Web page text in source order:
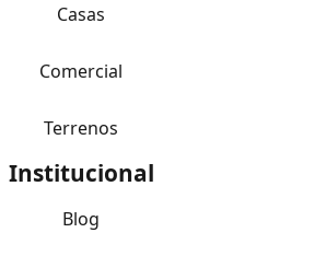
Casas
Comercial
Terrenos
Institucional
Blog